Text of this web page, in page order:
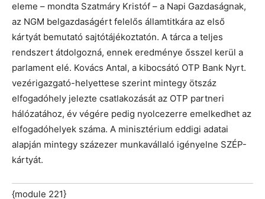
eleme – mondta Szatmáry Kristóf – a Napi Gazdaságnak,
az NGM belgazdaságért felelős államtitkára az első
kártyát bemutató sajtótájékoztatón. A tárca a teljes
rendszert átdolgozná, ennek eredménye ősszel kerül a
parlament elé. Kovács Antal, a kibocsátó OTP Bank Nyrt.
vezérigazgató-helyettese szerint mintegy ötszáz
elfogadóhely jelezte csatlakozását az OTP partneri
hálózatához, év végére pedig nyolcezerre emelkedhet az
elfogadóhelyek száma. A minisztérium eddigi adatai
alapján mintegy százezer munkavállaló igényelne SZÉP-
kártyát.
{module 221}